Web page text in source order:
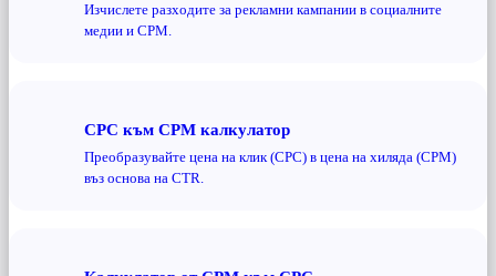
Изчислете разходите за рекламни кампании в социалните
медии и CPM.
CPC към CPM калкулатор
Преобразувайте цена на клик (CPC) в цена на хиляда (CPM)
въз основа на CTR.